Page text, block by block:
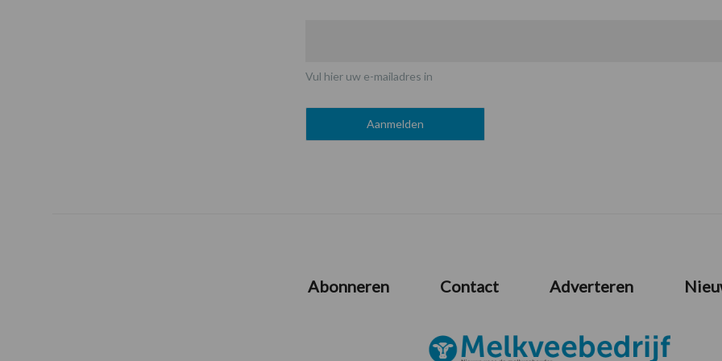
Vul hier uw e-mailadres in
Abonneren Contact Adverteren